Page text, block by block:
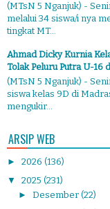
(MTsN 5 Nganjuk) -
melalui 34 siswa/i nya
tingkat MT...
Ahmad Dicky Kurnia
Tolak Peluru Putra U-16
(MTsN 5 Nganjuk) -
siswa kelas 9D di
mengukir...
ARSIP WEB
► 2026 (136)
▼ 2025 (231)
► Desember (22)